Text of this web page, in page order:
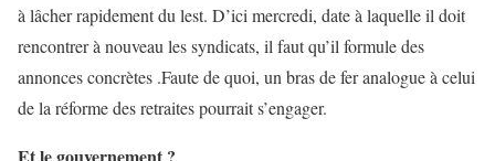
à lâcher rapidement du lest. D’ici mercredi, date à laquelle il doit
rencontrer à nouveau les syndicats, il faut qu’il formule des
annonces concrètes .Faute de quoi, un bras de fer analogue à celui
de la réforme des retraites pourrait s’engager.